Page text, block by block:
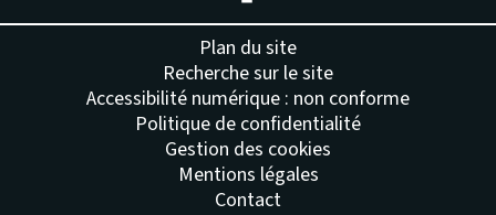
Plan du site
Recherche sur le site
Accessibilité numérique : non conforme
Politique de confidentialité
Gestion des cookies
Mentions légales
Contact